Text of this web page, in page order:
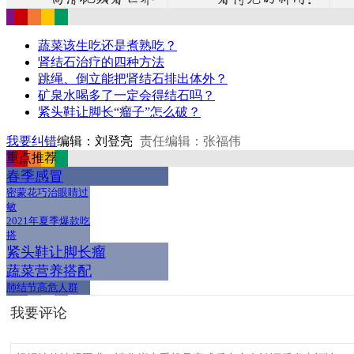
蔬菜该生吃还是煮熟吃？
肾结石治疗的四种方法
跳绳、倒立能把肾结石排出体外？
矿泉水喝多了一定会得结石吗？
紧头鞋让脚长“瘤子”怎么破？
我要纠错编辑：刘登亮 责任编辑：张福伟
重点推荐
春季感冒
密蒙花巧治眼睛过
敏
2021年夏季爆款吃
搭
紧头鞋让脚长瘤
蔬菜营养搭配
肺结节高危人群